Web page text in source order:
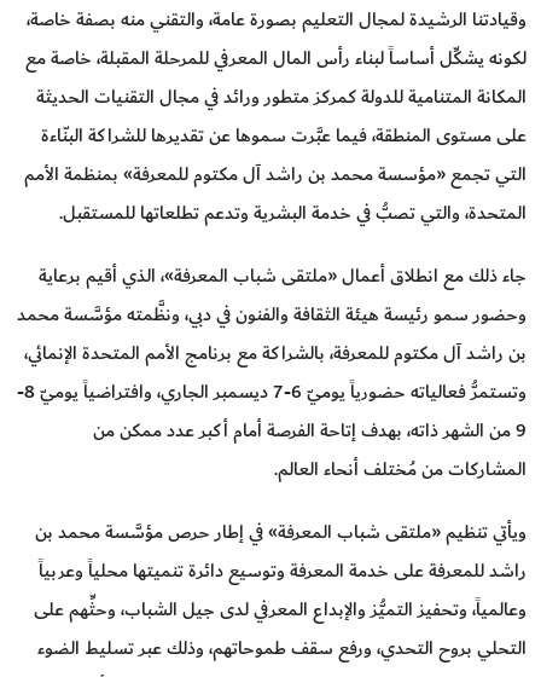
وقيادتنا الرشيدة لمجال التعليم بصورة عامة، والتقني منه بصفة خاصة،
لكونه يشكِّل أساساً لبناء رأس المال المعرفي للمرحلة المقبلة، خاصة مع
المكانة المتنامية للدولة كمركز متطور ورائد في مجال التقنيات الحديثة
على مستوى المنطقة، فيما عبَّرت سموها عن تقديرها للشراكة البنّاءة
التي تجمع «مؤسسة محمد بن راشد آل مكتوم للمعرفة» بمنظمة الأمم
المتحدة، والتي تصبُّ في خدمة البشرية وتدعم تطلعاتها للمستقبل.
جاء ذلك مع انطلاق أعمال «ملتقى شباب المعرفة»، الذي أقيم برعاية
وحضور سمو رئيسة هيئة الثقافة والفنون في دبي، ونظَّمته مؤسَّسة محمد
بن راشد آل مكتوم للمعرفة، بالشراكة مع برنامج الأمم المتحدة الإنمائي،
وتستمرُّ فعالياته حضورياً يوميّ 6-7 ديسمبر الجاري، وافتراضياً يوميّ 8-
9 من الشهر ذاته، بهدف إتاحة الفرصة أمام أكبر عدد ممكن من
المشاركات من مُختلف أنحاء العالم.
ويأتي تنظيم «ملتقى شباب المعرفة» في إطار حرص مؤسَّسة محمد بن
راشد للمعرفة على خدمة المعرفة وتوسيع دائرة تنميتها محلياً وعربياً
وعالمياً، وتحفيز التميُّز والإبداع المعرفي لدى جيل الشباب، وحثِّهم على
التحلي بروح التحدي، ورفع سقف طموحاتهم، وذلك عبر تسليط الضوء